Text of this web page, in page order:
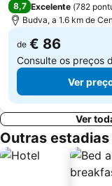
8,7 Excelente (782
Budva, a 1.6 km de
de € 86
Consulte os preços
Ver
Ver
Outras estadias